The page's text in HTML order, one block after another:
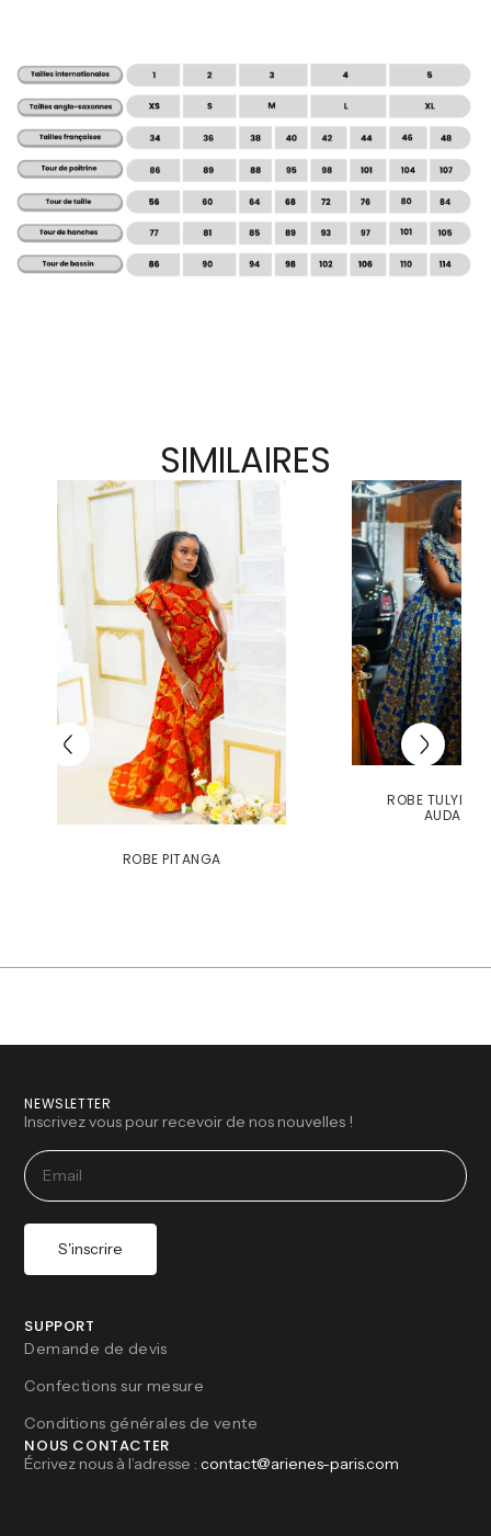
SIMILAIRES
ROBE PITANGA
ROBE TULYPE
NEWSLETTER
Inscrivez vous pour recevoir de nos nouvelles !
S'inscrire
SUPPORT
Demande de devis
Confections sur mesure
Conditions générales de vente
NOUS CONTACTER
Écrivez nous à l’adresse :contact@arienes-paris.com